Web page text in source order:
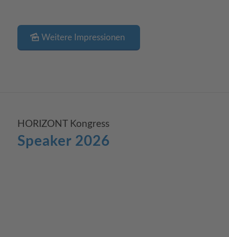
Weitere Impressionen
HORIZONT Kongress
Speaker 2026